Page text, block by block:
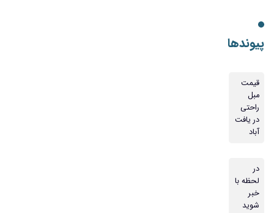
پیوندها
قیمت
مبل
راحتی
در یافت
آباد
در
لحظه با
خبر
شوید